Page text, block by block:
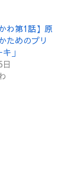
わ第1話】原
ためのプリ
」